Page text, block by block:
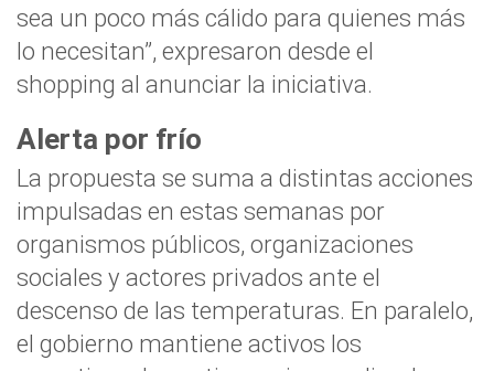
sea un poco más cálido para quienes más
lo necesitan”, expresaron desde el
shopping al anunciar la iniciativa.
Alerta por frío
La propuesta se suma a distintas acciones
impulsadas en estas semanas por
organismos públicos, organizaciones
sociales y actores privados ante el
descenso de las temperaturas. En paralelo,
el gobierno mantiene activos los